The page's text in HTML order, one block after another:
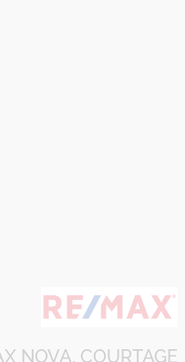
NOVA, COURTAGE